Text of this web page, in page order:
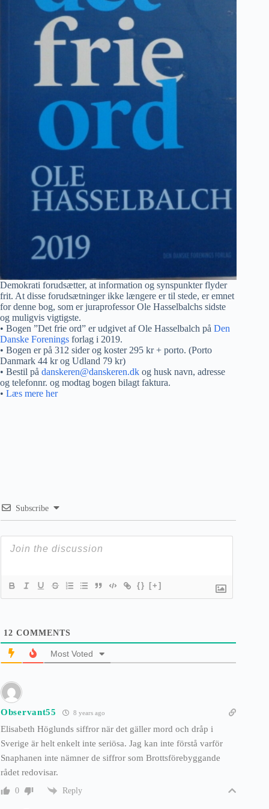
Demokrati forudsætter, at information og synspunkter flyder
frit. At disse forudsætninger ikke længere er til stede, er emnet
for denne bog, som er juraprofessor Ole Hasselbalchs sidste
og muligvis vigtigste.
• Bogen ”Det frie ord” er udgivet af Ole Hasselbalch på Den
Danske Forenings forlag i 2019.
• Bogen er på 312 sider og koster 295 kr + porto. (Porto
Danmark 44 kr og Udland 79 kr)
• Bestil på danskeren@danskeren.dk og husk navn, adresse
og telefonnr. og modtag bogen bilagt faktura.
• Læs mere her
Subscribe
{} [+]
12 COMMENTS
Most Voted
Observant55 8 years ago
Elisabeth Höglunds siffror när det gäller mord och dråp i
Sverige är helt enkelt inte seriösa. Jag kan inte förstå varför
Snaphanen inte nämner de siffror som Brottsförebyggande
rådet redovisar.
0 Reply